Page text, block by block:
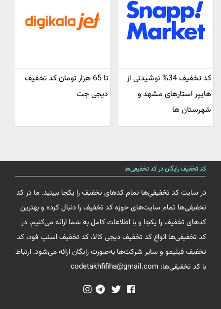
کد تخفیف 34% نوشیدنی از
هایپر استارهای مشهد و
شهرستان ها
تا 65 هزار تومان کد تخفیف
دیجی جت
کد تخفیف رایگان در کد تخفیفی‌ها
در سایت کد تخفیفی‌ها تمام کدهای تخفیف را یکجا ببینید. ما در کد
تخفیفی‌ها تمام سایت‌های حوزه کد تخفیف را دنبال کرده و بهترین
کدهای تخفیف را یکجا و با اطلاعات کامل به شما ارائه می‌کنیم. در
کد تخفیفی‌ها انواع کد تخفیف دیجی کالا، کد تخفیف اسنپ فود، کد
تخفیف فیلیمو و سایر شرکت‌ها به‌صورت رایگان ارائه می‌شود. ارتباط
با کد تخفیفی‌ها: codetakhfifiha@gmail.com